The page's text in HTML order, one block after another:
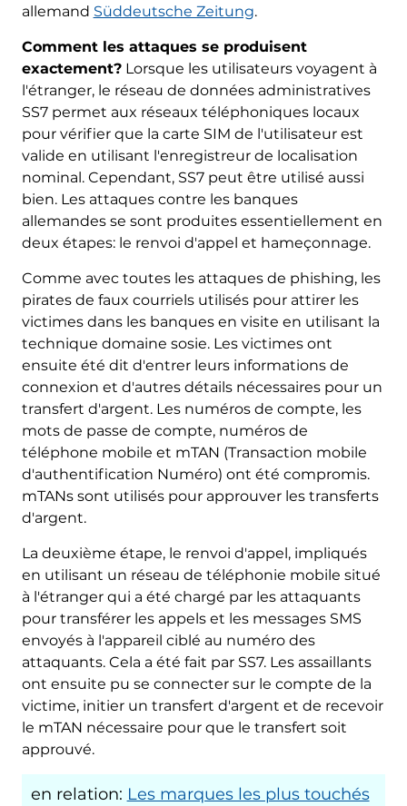
allemand Süddeutsche Zeitung.
Comment les attaques se produisent
exactement?Lorsque les utilisateurs voyagent à
l'étranger, le réseau de données administratives
SS7 permet aux réseaux téléphoniques locaux
pour vérifier que la carte SIM de l'utilisateur est
valide en utilisant l'enregistreur de localisation
nominal. Cependant, SS7 peut être utilisé aussi
bien. Les attaques contre les banques
allemandes se sont produites essentiellement en
deux étapes: le renvoi d'appel et hameçonnage.
Comme avec toutes les attaques de phishing, les
pirates de faux courriels utilisés pour attirer les
victimes dans les banques en visite en utilisant la
technique domaine sosie. Les victimes ont
ensuite été dit d'entrer leurs informations de
connexion et d'autres détails nécessaires pour un
transfert d'argent. Les numéros de compte, les
mots de passe de compte, numéros de
téléphone mobile et mTAN (Transaction mobile
d'authentification Numéro) ont été compromis.
mTANs sont utilisés pour approuver les transferts
d'argent.
La deuxième étape, le renvoi d'appel, impliqués
en utilisant un réseau de téléphonie mobile situé
à l'étranger qui a été chargé par les attaquants
pour transférer les appels et les messages SMS
envoyés à l'appareil ciblé au numéro des
attaquants. Cela a été fait par SS7. Les assaillants
ont ensuite pu se connecter sur le compte de la
victime, initier un transfert d'argent et de recevoir
le mTAN nécessaire pour que le transfert soit
approuvé.
en relation: Les marques les plus touchés